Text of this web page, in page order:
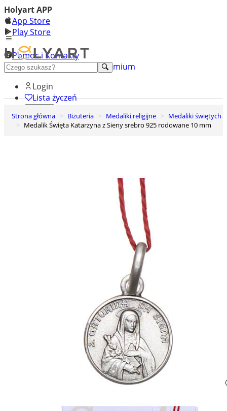
Holyart APP
App Store
Play Store
Pomoc i Kontakty
+48 222 922 860
Odkryj premium
Login
Lista życzeń
0
Koszyk
Strona główna Biżuteria Medaliki religijne
Medaliki świętych
Medalik Święta Katarzyna z Sieny srebro 925 rodowane 10 mm